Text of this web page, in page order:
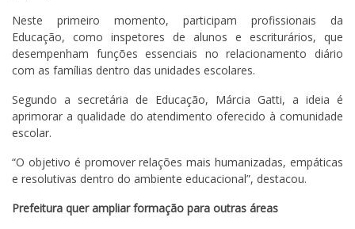
Neste primeiro momento, participam profissionais da
Educação, como inspetores de alunos e escriturários, que
desempenham funções essenciais no relacionamento diário
com as famílias dentro das unidades escolares.
Segundo a secretária de Educação, Márcia Gatti, a ideia é
aprimorar a qualidade do atendimento oferecido à comunidade
escolar.
“O objetivo é promover relações mais humanizadas, empáticas
e resolutivas dentro do ambiente educacional”, destacou.
Prefeitura quer ampliar formação para outras áreas